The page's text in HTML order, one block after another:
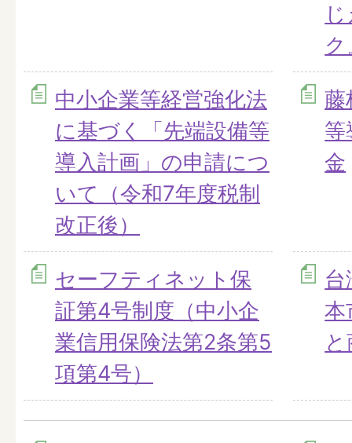
中小企業等経営強化法
に基づく「先端設備等
導入計画」の申請につ
いて（令和7年度税制
改正後）
藤
等
金
セーフティネット保
証第4号制度（中小企
業信用保険法第2条第5
項第4号）
本